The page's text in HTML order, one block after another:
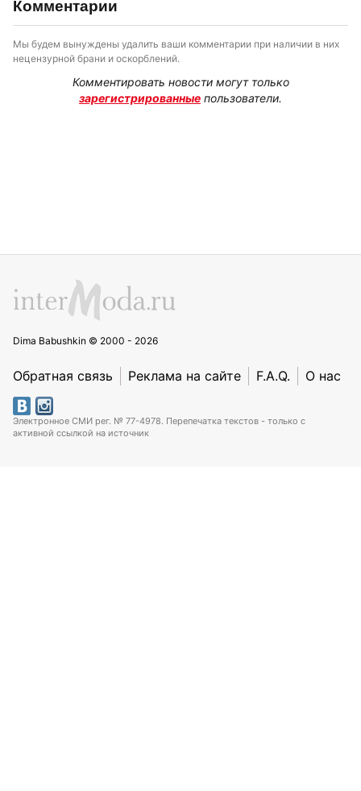
Комментарии
Мы будем вынуждены удалить ваши комментарии при наличии в них
нецензурной брани и оскорблений.
Комментировать новости могут только
зарегистрированные пользователи.
Dima Babushkin © 2000 - 2026
Обратная связь Реклама на сайте F.A.Q. О нас
Электронное СМИ рег. № 77-4978. Перепечатка текстов - только с
активной ссылкой на источник